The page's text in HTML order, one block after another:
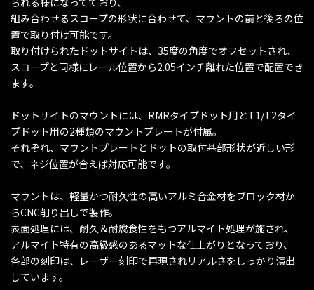
組み合わせるスコープの形状に合わせて、マウントの前と後ろの位
置で取り付け可能です。
取り付けられたドットサイトは、35度の角度でオフセットされ、
スコープと同様にレール位置から2.05インチ離れた位置で配置でき
ます。
ドットサイトのマウントには、RMRタイプドット用とT1/T2タイ
プドット用の2種類のマウントプレートが付属。
それぞれ、マウントプレートとドットの取付基部形状が近しい形
で、ネジ位置が合えば対応可能です。
マウントは、軽量かつ耐久性の高いアルミ合金材をブロック材か
らCNC削り出しで製作。
表面処理には、耐久＆耐腐食性をもつアルマイト処理が施され、
アルマイト特有の高級感のあるマットな仕上がりとなっており、
各部の刻印は、レーザー刻印で再現されリアルさをしっかり演出
しています。